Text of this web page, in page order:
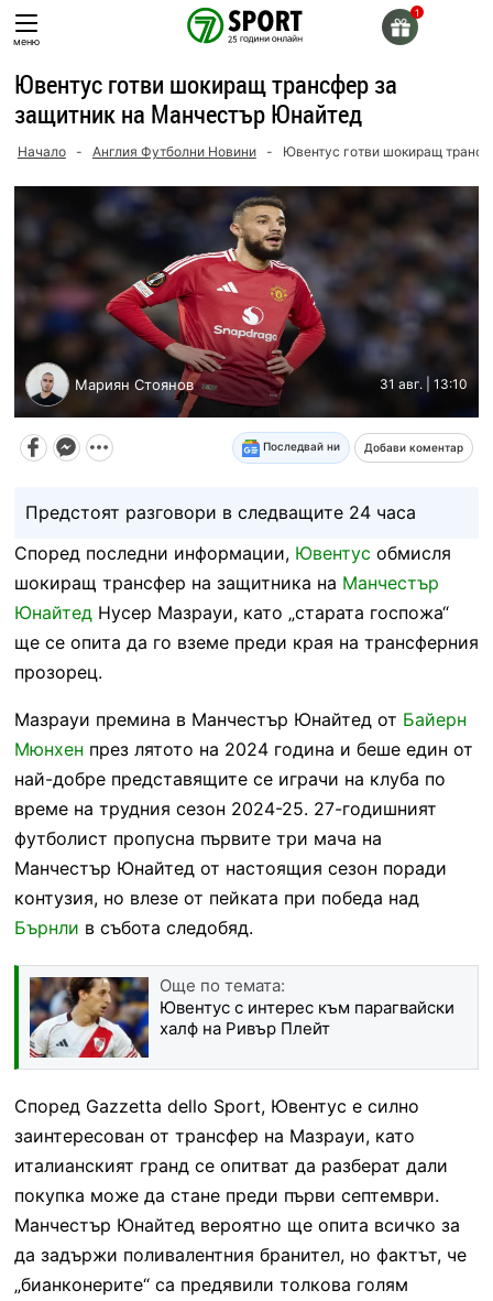
Skip
toменю
Ювентус готви шокиращ трансфер за
защитник на Манчестър Юнайтед
Начало - Англия Футболни Новини - Ювентус готви шокиращ
Мариян Стоянов 31 авг. | 13:10
Последвай ни Добави коментар
Предстоят разговори в следващите 24 часа
Според последни информации, Ювентус обмисля
шокиращ трансфер на защитника на Манчестър
ЮнайтедНусер Мазрауи, като „старата госпожа“
ще се опита да го вземе преди края на трансферния
прозорец.
Мазрауи премина в Манчестър Юнайтед от Байерн
Мюнхен през лятото на 2024 година и беше един от
най-добре представящите се играчи на клуба по
време на трудния сезон 2024-25. 27-годишният
футболист пропусна първите три мача на
Манчестър Юнайтед от настоящия сезон поради
контузия, но влезе от пейката при победа над
Бърнли в събота следобяд.
Още по темата:
Ювентус с интерес към парагвайски
халф на Ривър Плейт
Според Gazzetta dello Sport, Ювентус е силно
заинтересован от трансфер на Мазрауи, като
италианският гранд се опитват да разберат дали
покупка може да стане преди първи септември.
Манчестър Юнайтед вероятно ще опита всичко за
да задържи поливалентния бранител, но фактът, че
„бианконерите“ са предявили толкова голям